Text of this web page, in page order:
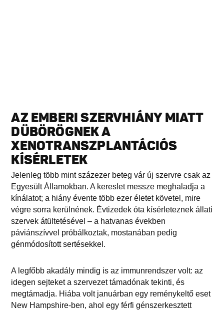
AZ EMBERI SZERVHIÁNY MIATT
DÜBÖRÖGNEK A
XENOTRANSZPLANTÁCIÓS
KÍSÉRLETEK
Jelenleg több mint százezer beteg vár új szervre csak az
Egyesült Államokban. A kereslet messze meghaladja a
kínálatot; a hiány évente több ezer életet követel, mire
végre sorra kerülnének. Évtizedek óta kísérleteznek állati
szervek átültetésével – a hatvanas években
páviánszívvel próbálkoztak, mostanában pedig
génmódosított sertésekkel.
A legfőbb akadály mindig is az immunrendszer volt: az
idegen sejteket a szervezet támadónak tekinti, és
megtámadja. Hiába volt januárban egy reménykeltő eset
New Hampshire-ben, ahol egy férfi génszerkesztett